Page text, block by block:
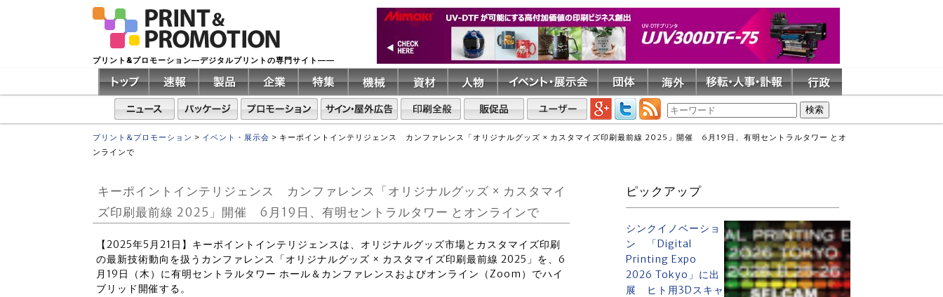
プリント&プロモーション―デジタルプリントの専門サイト――
プリント&プロモーション > イベント・展示会 > キーポイントインテリジェンス カンファレンス「オリジナルグッズ × カスタマイズ印刷最前線 2025」開催 6月19日、有明セントラルタワー とオ
ンラインで
キーポイントインテリジェンス カンファレンス「オリジナルグッズ × カスタマイ
ズ印刷最前線 2025」開催 6月19日、有明セントラルタワー とオンラインで
【2025年5月21日】キーポイントインテリジェンスは、オリジナルグッズ市場とカスタマイズ印刷
の最新技術動向を扱うカンファレンス「オリジナルグッズ × カスタマイズ印刷最前線 2025」を、6
月19日（木）に有明セントラルタワー ホール＆カンファレンスおよびオンライン（Zoom）でハイ
ブリッド開催する。
ピックアップ
シンクイノベーショ
ン 「Digital
Printing Expo
2026 Tokyo」に出
展 ヒト用3Dスキャ